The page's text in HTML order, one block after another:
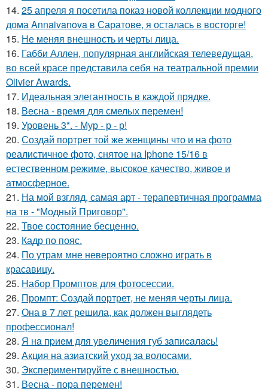
14. 25 апреля я посетила показ новой коллекции модного
дома Annaivanova в Саратове, я осталась в восторге!
15. Не меняя внешность и черты лица.
16. Габби Аллен, популярная английская телеведущая,
во всей красе представила себя на театральной премии
Olivier Awards.
17. Идеальная элегантность в каждой прядке.
18. Весна - время для смелых перемен!
19. Уровень 3*. - Мур - р - р!
20. Создай портрет той же женщины что и на фото
реалистичное фото, снятое на Iphone 15/16 в
естественном режиме, высокое качество, живое и
атмосферное.
21. На мой взгляд, самая арт - терапевтичная программа
на тв - "Модный Приговор".
22. Твое состояние бесценно.
23. Кадр по пояс.
24. По утрам мне невероятно сложно играть в
красавицу.
25. Набор Промптов для фотосессии.
26. Промпт: Создай портрет, не меняя черты лица.
27. Она в 7 лет решила, как должен выглядеть
профессионал!
28. Я нa пpиeм для увeличeния губ зaпиcaлacь!
29. Акция на азиатский уход за волосами.
30. Экспериментируйте с внешностью.
31. Весна - пора перемен!